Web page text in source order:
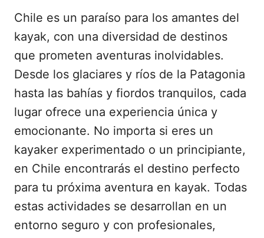
Chile es un paraíso para los amantes del
kayak, con una diversidad de destinos
que prometen aventuras inolvidables.
Desde los glaciares y ríos de la Patagonia
hasta las bahías y fiordos tranquilos, cada
lugar ofrece una experiencia única y
emocionante. No importa si eres un
kayaker experimentado o un principiante,
en Chile encontrarás el destino perfecto
para tu próxima aventura en kayak. Todas
estas actividades se desarrollan en un
entorno seguro y con profesionales,